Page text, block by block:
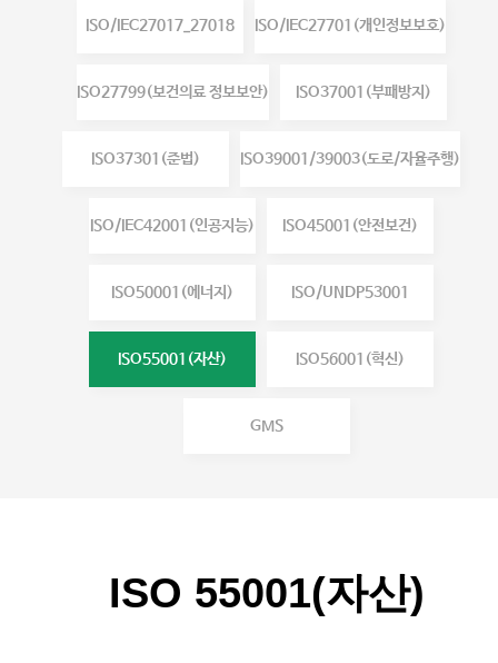
ISO/IEC27017_27018 ISO/IEC27701(개인정보보호)
ISO27799(보건의료 정보보안) ISO37001(부패방지)
ISO37301(준법) ISO39001/39003(도로/자율주행)
ISO/IEC42001(인공지능) ISO45001(안전보건)
ISO50001(에너지) ISO/UNDP53001
ISO55001(자산) ISO56001(혁신)
GMS
ISO 55001(자산)